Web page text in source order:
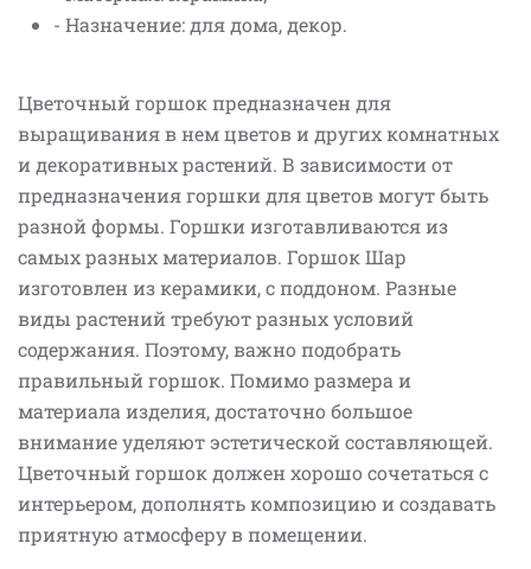
- Назначение: для дома, декор.
Цветочный горшок предназначен для
выращивания в нем цветов и других комнатных
и декоративных растений. В зависимости от
предназначения горшки для цветов могут быть
разной формы. Горшки изготавливаются из
самых разных материалов. Горшок Шар
изготовлен из керамики, с поддоном. Разные
виды растений требуют разных условий
содержания. Поэтому, важно подобрать
правильный горшок. Помимо размера и
материала изделия, достаточно большое
внимание уделяют эстетической составляющей.
Цветочный горшок должен хорошо сочетаться с
интерьером, дополнять композицию и создавать
приятную атмосферу в помещении.